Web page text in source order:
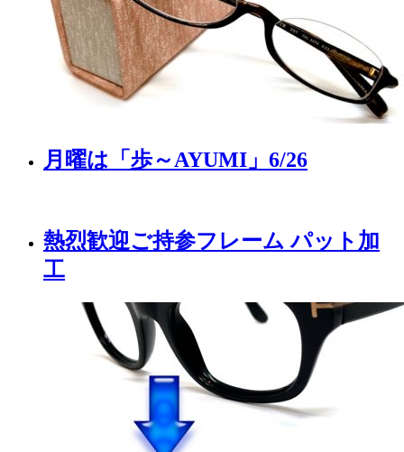
月曜は「歩～AYUMI」6/26
熱烈歓迎ご持参フレーム パット加
工